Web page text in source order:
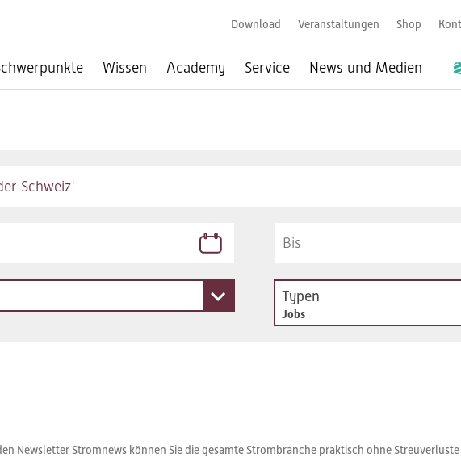
Wissen Academy Service News und Medien
Download Veranstaltungen Shop
Typen
Jobs
Newsletter Stromnews können Sie die gesamte Strombranche praktisch ohne